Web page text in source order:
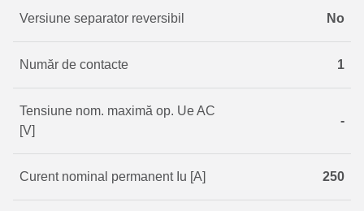
Versiune separator reversibil No
Număr de contacte 1
Tensiune nom. maximă op. Ue AC
[V]
-
Curent nominal permanent Iu [A] 250